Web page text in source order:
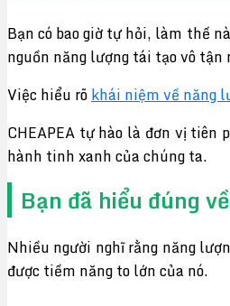
Bạn có bao giờ tự hỏi, làm thế
nguồn năng lượng tái tạo vô
Việc hiểu rõkhái niệm về năng
CHEAPEA tự hào là đơn vị tiên
hành tinh xanh của chúng ta.
Bạn đã hiểu đúng
Nhiều người nghĩ rằng năng
được tiềm năng to lớn của nó.